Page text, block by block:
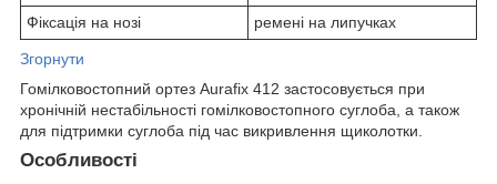
Фіксація на нозі
ремені на липучках
Згорнути
Гомілковостопний ортез Aurafix 412 застосовується при
хронічній нестабільності гомілковостопного суглоба, а також
для підтримки суглоба під час викривлення щиколотки.
Особливості